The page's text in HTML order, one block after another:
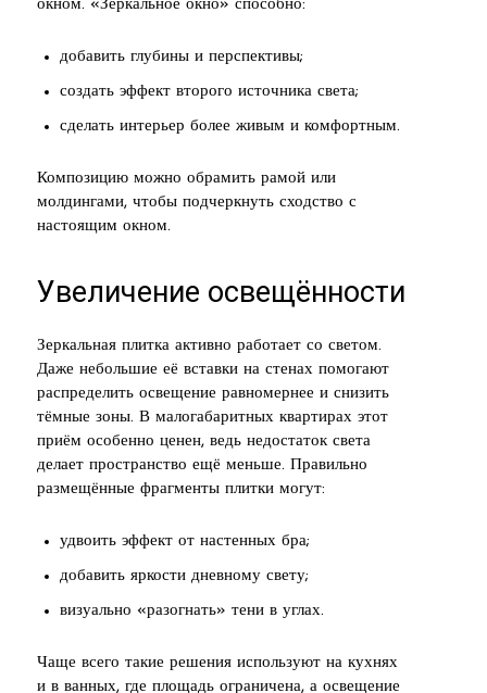
окном. «Зеркальное окно» способно:
добавить глубины и перспективы;
создать эффект второго источника света;
сделать интерьер более живым и комфортным.
Композицию можно обрамить рамой или
молдингами, чтобы подчеркнуть сходство с
настоящим окном.
Увеличение освещённости
Зеркальная плитка активно работает со светом.
Даже небольшие её вставки на стенах помогают
распределить освещение равномернее и снизить
тёмные зоны. В малогабаритных квартирах этот
приём особенно ценен, ведь недостаток света
делает пространство ещё меньше. Правильно
размещённые фрагменты плитки могут:
удвоить эффект от настенных бра;
добавить яркости дневному свету;
визуально «разогнать» тени в углах.
Чаще всего такие решения используют на кухнях
и в ванных, где площадь ограничена, а освещение